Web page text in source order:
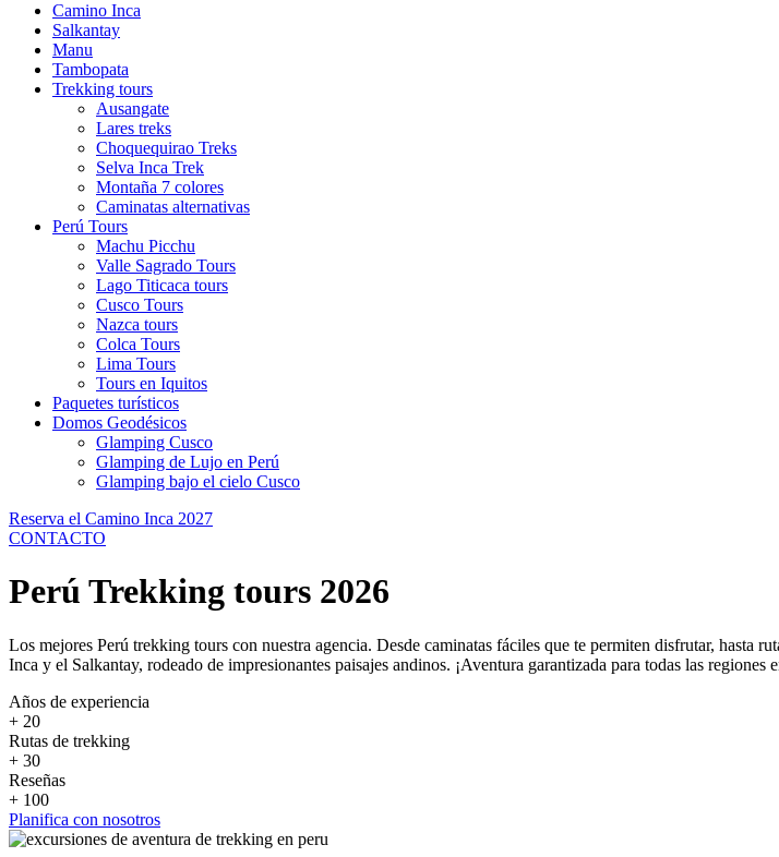
Camino Inca
Salkantay
Manu
Tambopata
Trekking tours
Ausangate
Lares treks
Choquequirao Treks
Selva Inca Trek
Montaña 7 colores
Caminatas alternativas
Perú Tours
Machu Picchu
Valle Sagrado Tours
Lago Titicaca tours
Cusco Tours
Nazca tours
Colca Tours
Lima Tours
Tours en Iquitos
Paquetes turísticos
Domos Geodésicos
Glamping Cusco
Glamping de Lujo en Perú
Glamping bajo el cielo Cusco
Reserva el Camino Inca 2027
CONTACTO
Perú Trekking tours 2026
Los mejores Perú trekking tours con nuestra agencia. Desde caminatas fáciles que te permiten disfrutar, hasta
Inca y el Salkantay, rodeado de impresionantes paisajes andinos. ¡Aventura garantizada para todas las regiones
Años de experiencia
+ 20
Rutas de trekking
+ 30
Reseñas
+ 100
Planifica con nosotros